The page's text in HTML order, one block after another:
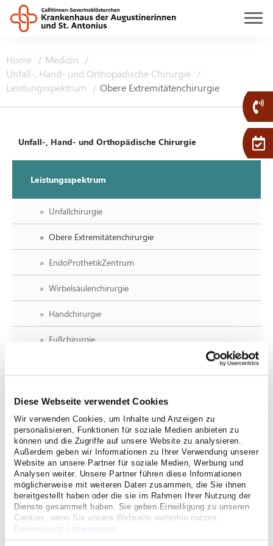
Diese Webseite verwendet Cookies
Wir verwenden Cookies, um Inhalte und Anzeigen zu
personalisieren, Funktionen für soziale Medien anbieten zu
können und die Zugriffe auf unsere Website zu analysieren.
Außerdem geben wir Informationen zu Ihrer Verwendung unserer
Website an unsere Partner für soziale Medien, Werbung und
Analysen weiter. Unsere Partner führen diese Informationen
möglicherweise mit weiteren Daten zusammen, die Sie ihnen
bereitgestellt haben oder die sie im Rahmen Ihrer Nutzung der
Dienste gesammelt haben. Sie geben Einwilligung zu unseren
Cookies, wenn Sie unsere Webseite weiterhin nutzen.
Datenschutz
Impressum
Home
Medizin
Unfall-, Hand- und Orthopädische Chirurgie
Leistungsspektrum
Obere Extremitätenchirurgie
Unfall-, Hand- und Orthopädische Chirurgie
Leistungsspektrum
Unfallchirurgie
Obere Extremitätenchirurgie
EndoProthetikZentrum
Wirbelsäulenchirurgie
Handchirurgie
Fußchirurgie
Unser Team
Weiterbildung
AltersTraumaZentrum Köln Süd-West
Team und Kontakt
Behandlung